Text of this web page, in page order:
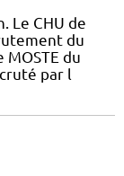
Le CHU de
du
du
par l